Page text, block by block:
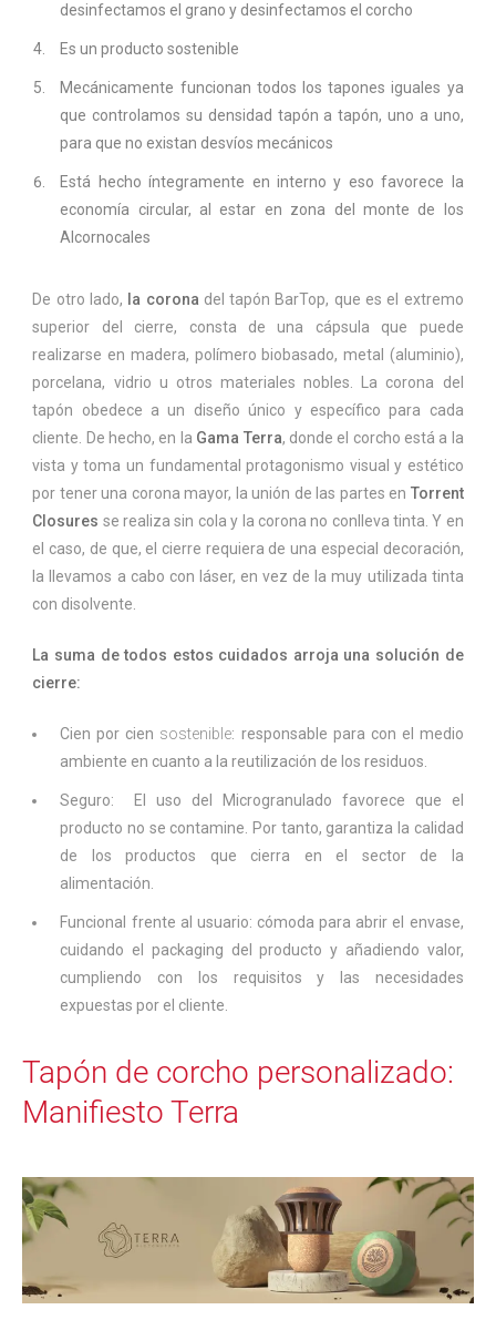
desinfectamos el grano y desinfectamos el corcho
Es un producto sostenible
Mecánicamente funcionan todos los tapones iguales ya
que controlamos su densidad tapón a tapón, uno a uno,
para que no existan desvíos mecánicos
Está hecho íntegramente en interno y eso favorece la
economía circular, al estar en zona del monte de los
Alcornocales
De otro lado, la corona del tapón BarTop, que es el extremo
superior del cierre, consta de una cápsula que puede
realizarse en madera, polímero biobasado, metal (aluminio),
porcelana, vidrio u otros materiales nobles. La corona del
tapón obedece a un diseño único y específico para cada
cliente. De hecho, en la Gama Terra, donde el corcho está a la
vista y toma un fundamental protagonismo visual y estético
por tener una corona mayor, la unión de las partes en Torrent
Closures se realiza sin cola y la corona no conlleva tinta. Y en
el caso, de que, el cierre requiera de una especial decoración,
la llevamos a cabo con láser, en vez de la muy utilizada tinta
con disolvente.
La suma de todos estos cuidados arroja una solución de
cierre:
Cien por cien sostenible: responsable para con el medio
ambiente en cuanto a la reutilización de los residuos.
Seguro: El uso del Microgranulado favorece que el
producto no se contamine. Por tanto, garantiza la calidad
de los productos que cierra en el sector de la
alimentación.
Funcional frente al usuario: cómoda para abrir el envase,
cuidando el packaging del producto y añadiendo valor,
cumpliendo con los requisitos y las necesidades
expuestas por el cliente.
Tapón de corcho personalizado:
Manifiesto Terra